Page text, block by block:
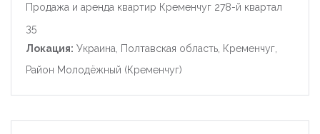
Продажа и аренда квартир Кременчуг 278-й квартал
35
Локация: Украина, Полтавская область, Кременчуг,
Район Молодёжный (Кременчуг)